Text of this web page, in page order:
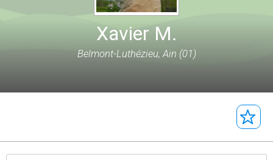
Xavier M.
Belmont-Luthézieu, Ain (01)